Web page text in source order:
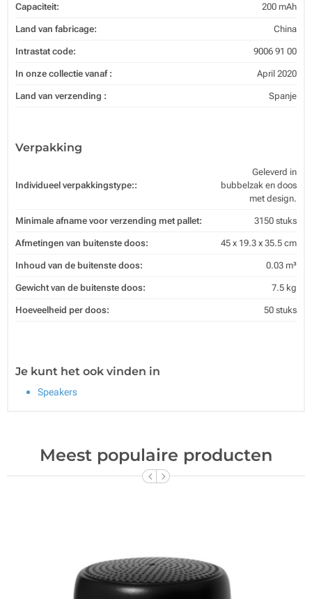
Capaciteit: 200 mAh
Land van fabricage: China
Intrastat code: 9006 91 00
In onze collectie vanaf : April 2020
Land van verzending : Spanje
Verpakking
Individueel verpakkingstype::
Geleverd in
bubbelzak en doos
met design.
Minimale afname voor verzending met pallet: 3150 stuks
Afmetingen van buitenste doos: 45 x 19.3 x 35.5 cm
Inhoud van de buitenste doos: 0.03 m³
Gewicht van de buitenste doos: 7.5 kg
Hoeveelheid per doos: 50 stuks
Je kunt het ook vinden in
Speakers
Meest populaire producten